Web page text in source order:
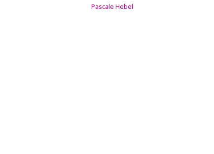
Pascale Hebel